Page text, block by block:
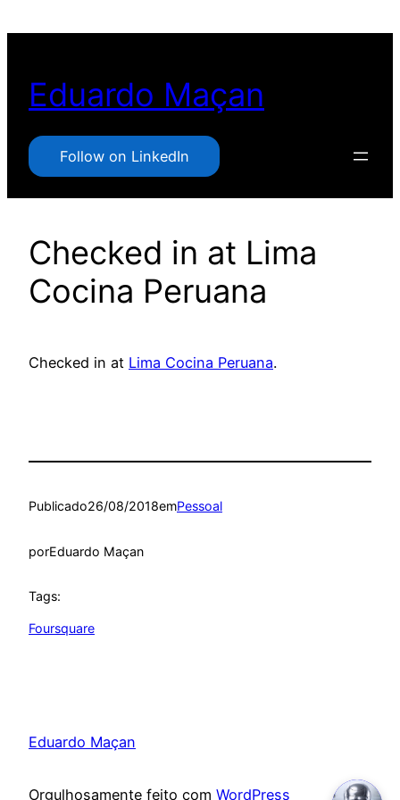
conteúdo
Eduardo Maçan
Follow on LinkedIn
Checked in at Lima
Cocina Peruana
Checked in at Lima Cocina Peruana.
Publicado26/08/2018emPessoal
porEduardo Maçan
Tags:
Foursquare
Eduardo Maçan
Orgulhosamente feito com WordPress